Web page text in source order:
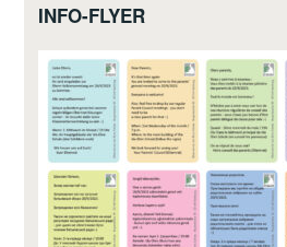
INFO-FLYER